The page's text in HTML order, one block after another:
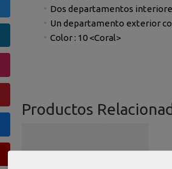
Dos departamentos
Un departamento exterior
Color : 10 <Coral>
Productos